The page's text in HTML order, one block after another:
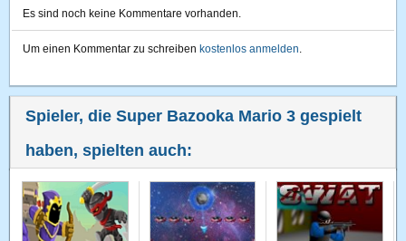
Es sind noch keine Kommentare vorhanden.
Um einen Kommentar zu schreiben kostenlos anmelden.
Spieler, die Super Bazooka Mario 3 gespielt
haben, spielten auch: